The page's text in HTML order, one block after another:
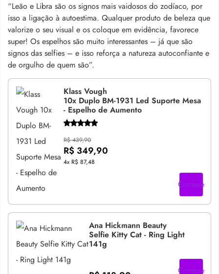
“Leão e Libra são os signos mais vaidosos do zodíaco, por
isso a ligação à autoestima. Qualquer produto de beleza que
valorize o seu visual e os coloque em evidência, favorece
super! Os espelhos são muito interessantes – já que são
signos das selfies – e isso reforça a natureza autoconfiante e
de orgulho de quem são”.
Klass Vough
10x Duplo BM-1931 Led Suporte Mesa
- Espelho de Aumento
R$ 439,90
R$ 349,90
4x R$ 87,48
Compre
Ana Hickmann Beauty
Selfie Kitty Cat - Ring Light
141g
Compre